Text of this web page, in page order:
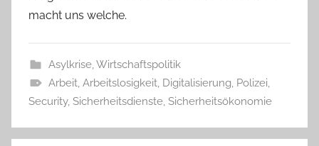
macht uns welche.
Asylkrise,Wirtschaftspolitik
Arbeit, Arbeitslosigkeit, Digitalisierung, Polizei,
Security, Sicherheitsdienste, Sicherheitsökonomie